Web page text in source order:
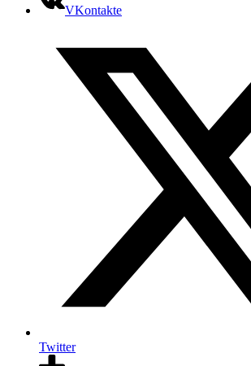
VKontakte
Twitter